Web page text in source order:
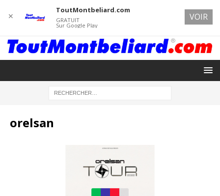
orelsan
✕
ToutMontbeliard.com
GRATUIT
Sur Google Play
VOIR